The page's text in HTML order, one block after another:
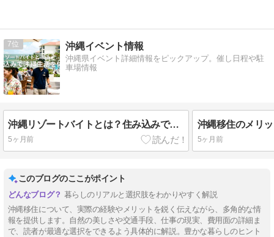
7 沖縄イベント情報
沖縄県イベント詳細情報をピックアップ。催し日程や駐
車場情報
沖縄リゾートバイトとは？住み込みで沖縄生活を試す方法｜メリット・デメリット・求人の探し方
5ヶ月前 5ヶ月前
このブログのここがポイント
暮らしのリアルと選択肢をわかりやすく解説
沖縄移住について、実際の経験やメリットを鋭く伝えながら、多角的な情
報を提供します。自然の美しさや交通手段、仕事の現実、費用面の詳細ま
で、読者が最適な選択をできるよう具体的に解説。豊かな暮らしのヒント